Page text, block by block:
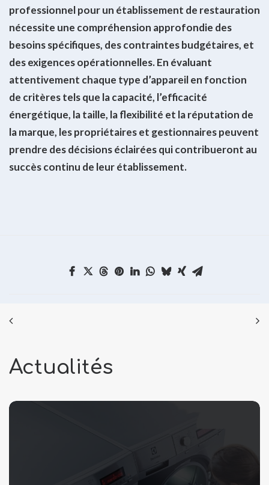
professionnel pour un établissement de restauration
nécessite une compréhension approfondie des
besoins spécifiques, des contraintes budgétaires, et
des exigences opérationnelles. En évaluant
attentivement chaque type d’appareil en fonction
de critères tels que la capacité, l’efficacité
énergétique, la taille, la flexibilité et la réputation de
la marque, les propriétaires et gestionnaires peuvent
prendre des décisions éclairées qui contribueront au
succès continu de leur établissement.
Actualités